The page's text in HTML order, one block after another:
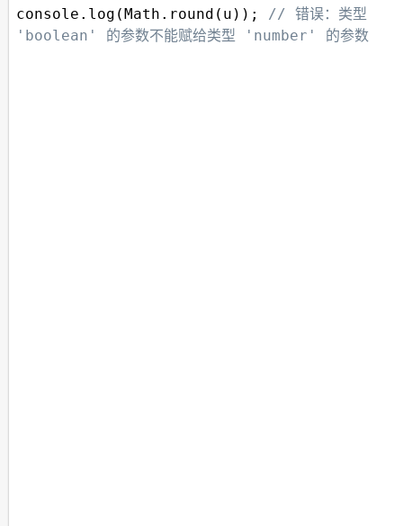
console . log (Math . round ( u )); // 错误：类型
'boolean' 的参数不能赋给类型 'number' 的参数